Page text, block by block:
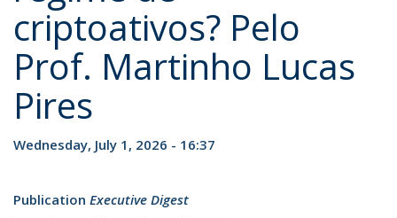
criptoativos? Pelo
Prof. Martinho Lucas
Pires
Wednesday, July 1, 2026 - 16:37
Publication Executive Digest